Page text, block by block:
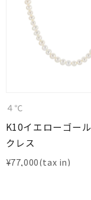
４℃
K10イエローゴー
クレス
¥77,000